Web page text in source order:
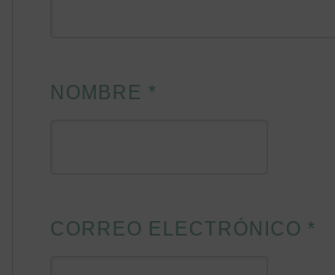
NOMBRE *
CORREO ELECTRÓNICO *